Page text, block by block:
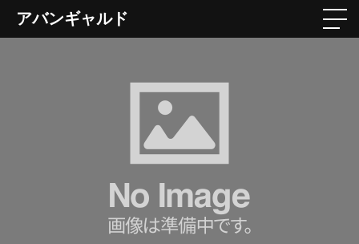
アバンギャルド